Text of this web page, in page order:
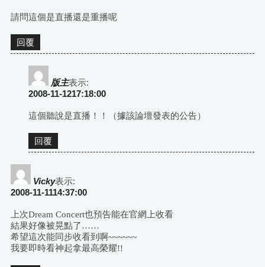
請問這個是直播還是重播呢
回覆
版主表示:
2008-11-1217:18:00
這個聽說是直播！！（據該論壇發表的公告）
回覆
Vicky表示:
2008-11-1114:37:00
上次Dream Concert也預告能在官網上收看
結果好像被晃點了……
希望這次能同步收看到啊~~~~~~
我要即時看神起拿最高榮耀!!